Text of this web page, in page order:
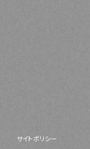
サイトポリシー